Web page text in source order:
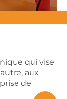
qui vise
aux
de